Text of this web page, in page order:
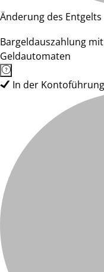
Änderung des
Bargeldauszahlung
Geldautomaten
In der